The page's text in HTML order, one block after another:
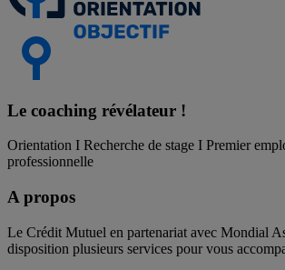
Le coaching révélateur !
Orientation I Recherche de stage I Premier
professionnelle
A propos
Le Crédit Mutuel en partenariat avec Mondial
disposition plusieurs services pour vous